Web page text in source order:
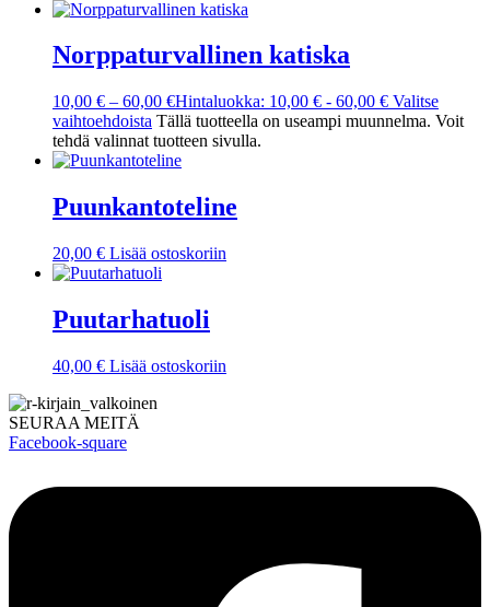
Norppaturvallinen katiska
10,00 € – 60,00 €Hintaluokka: 10,00 € - 60,00 € Valitse
vaihtoehdoista Tällä tuotteella on useampi muunnelma. Voit
tehdä valinnat tuotteen sivulla.
Puunkantoteline
20,00 € Lisää ostoskoriin
Puutarhatuoli
40,00 € Lisää ostoskoriin
SEURAA MEITÄ
Facebook-square